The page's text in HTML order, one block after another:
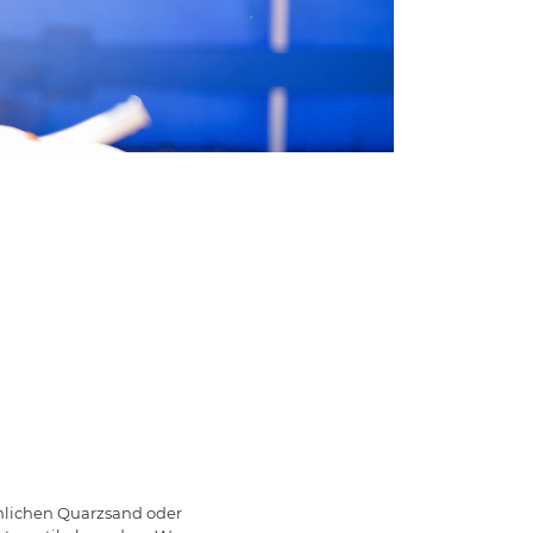
Quarzsand oder